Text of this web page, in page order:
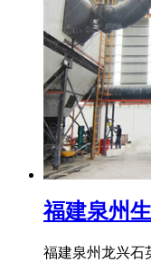
福建泉州
福建泉州龙兴石